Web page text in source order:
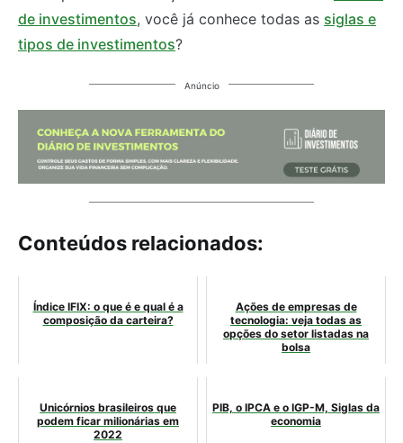
de investimentos, você já conhece todas as siglas e
tipos de investimentos?
Anúncio
Conteúdos relacionados:
Índice IFIX: o que é e qual é a
composição da carteira?
Ações de empresas de
tecnologia: veja todas as
opções do setor listadas na
bolsa
Unicórnios brasileiros que
podem ficar milionárias em
2022
PIB, o IPCA e o IGP-M, Siglas da
economia